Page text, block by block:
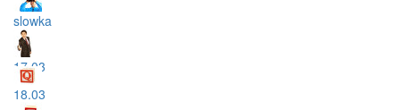
slowka
17.03
18.03